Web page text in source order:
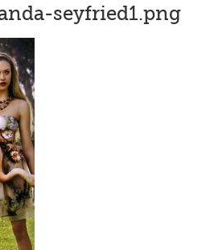
seyfried1.png